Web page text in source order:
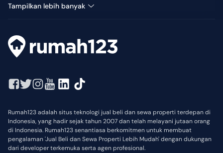
Tampilkan lebih banyak
Rumah123 adalah situs teknologi jual beli dan sewa properti terdepan di
Indonesia, yang hadir sejak tahun 2007 dan telah melayani jutaan orang
di Indonesia. Rumah123 senantiasa berkomitmen untuk membuat
pengalaman 'Jual Beli dan Sewa Properti Lebih Mudah' dengan dukungan
dari developer terkemuka serta agen profesional.